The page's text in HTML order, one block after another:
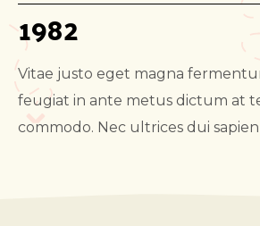
1982
Vitae justo eget magna
feugiat in ante metus dictum at
commodo. Nec ultrices dui sapien